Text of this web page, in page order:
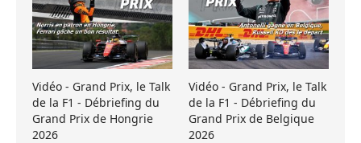
Vidéo - Grand Prix, le Talk
de la F1 - Débriefing du
Grand Prix de Hongrie
2026
Vidéo - Grand Prix, le Talk
de la F1 - Débriefing du
Grand Prix de Belgique
2026